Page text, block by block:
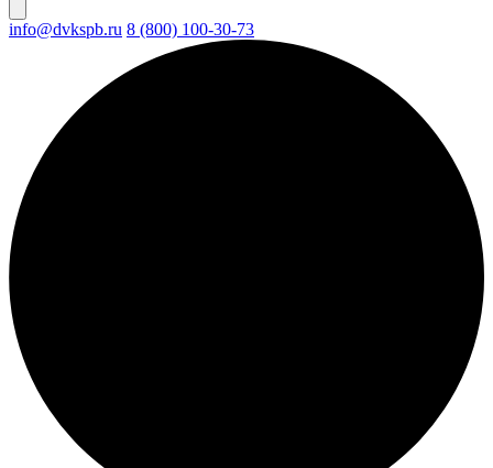
info@dvkspb.ru 8 (800) 100-30-73